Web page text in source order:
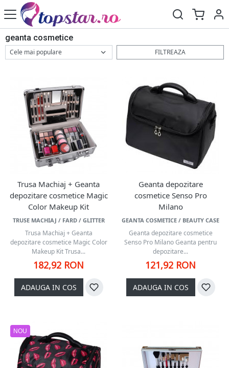
geanta cosmetice
FILTREAZA
Trusa Machiaj + Geanta
depozitare cosmetice Magic
Color Makeup Kit
TRUSE MACHIAJ / FARD / GLITTER
Trusa Machiaj + Geanta
depozitare cosmetice Magic Color
Makeup Kit Trusa...
182,92 RON
ADAUGA IN COS
Geanta depozitare
cosmetice Senso Pro
Milano
GEANTA COSMETICE / BEAUTY CASE
Geanta depozitare cosmetice
Senso Pro Milano Geanta pentru
depozitare...
121,92 RON
ADAUGA IN COS
NOU